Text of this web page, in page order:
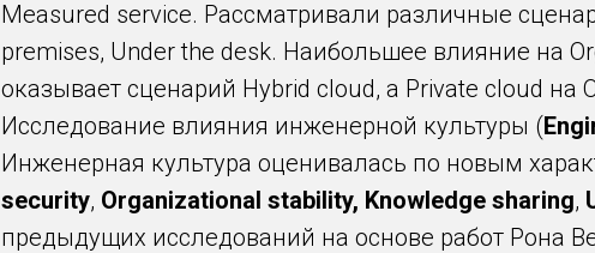
Measured service. Рассматривали различные
premises, Under the desk. Наибольшее влияние на
оказывает сценарий Hybrid cloud, а Private cloud на
Исследование влияния инженерной культуры (
Инженерная культура оценивалась по новым
security, Organizational stability, Knowledge sharing,
предыдущих исследований на основе работ Рона